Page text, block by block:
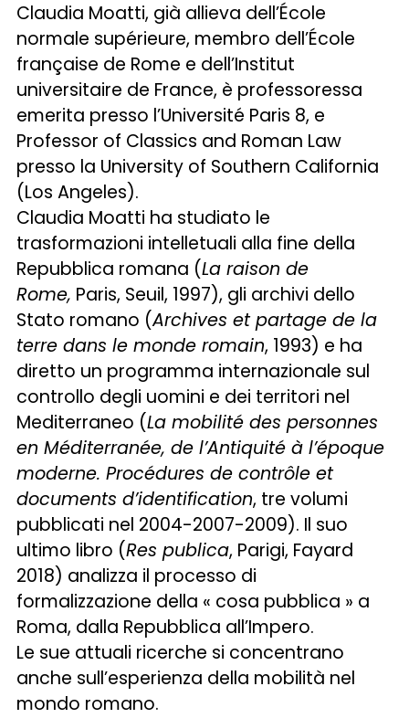
Claudia Moatti, già allieva dell’École
normale supérieure, membro dell’École
française de Rome e dell’Institut
universitaire de France, è professoressa
emerita presso l’Université Paris 8, e
Professor of Classics and Roman Law
presso la University of Southern California
(Los Angeles).
Claudia Moatti ha studiato le
trasformazioni intelletuali alla fine della
Repubblica romana (La raison de
Rome, Paris, Seuil, 1997), gli archivi dello
Stato romano (Archives et partage de la
terre dans le monde romain, 1993) e ha
diretto un programma internazionale sul
controllo degli uomini e dei territori nel
Mediterraneo (La mobilité des personnes
en Méditerranée, de l’Antiquité à l’époque
moderne. Procédures de contrôle et
documents d’identification, tre volumi
pubblicati nel 2004-2007-2009). Il suo
ultimo libro (Res publica, Parigi, Fayard
2018) analizza il processo di
formalizzazione della « cosa pubblica » a
Roma, dalla Repubblica all’Impero.
Le sue attuali ricerche si concentrano
anche sull’esperienza della mobilità nel
mondo romano.